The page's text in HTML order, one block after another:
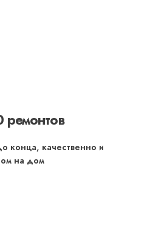
конца, качественно и
на дом